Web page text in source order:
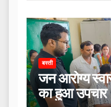
बस्ती
जन आरोग्य
का हुआ